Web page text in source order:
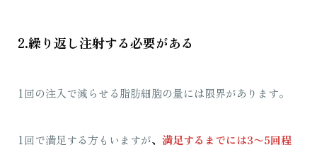
2.繰り返し注射する必要がある
1回の注入で減らせる脂肪細胞の量には限界があります。
1回で満足する方もいますが、 満足するまでには3〜5回程